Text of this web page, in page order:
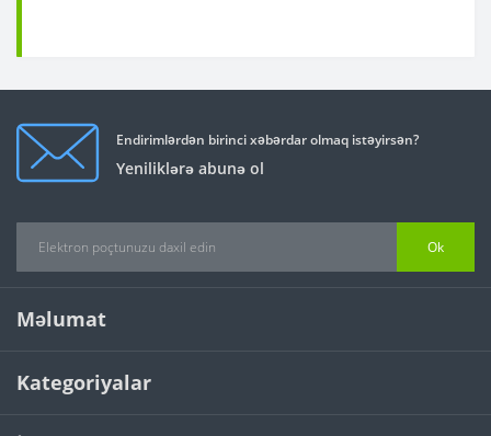
Endirimlərdən birinci xəbərdar olmaq istəyirsən?
Yeniliklərə abunə ol
Ok
Məlumat
Kategoriyalar